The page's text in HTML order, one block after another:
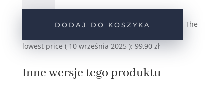
kolczyki
Minnie
DODAJ DO KOSZYKA The
lowest price (10 września 2025 ): 99,90 zł
Inne wersje tego produktu